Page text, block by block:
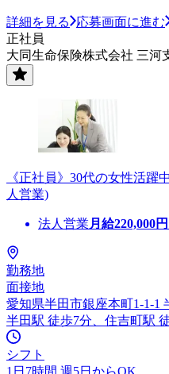
詳細を見る
応募画面に進む
正社員
大同生命保険株式会社 三河
《正社員》30代の女性活躍
人営業)
法人営業 月給220,000
勤務地
面接地
愛知県半田市銀座本町1-1-1
半田駅 徒歩7分、住吉町駅
シフト
1日7時間 週5日からOK